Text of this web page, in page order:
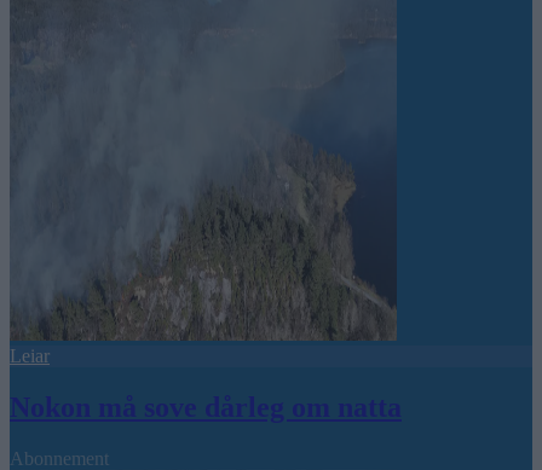
Leiar
Nokon må sove dårleg om natta
Abonnement